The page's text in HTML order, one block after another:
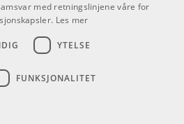
Som privatperson kan du ikke
kjøpe på denne nettsiden, alt salg
skjer gjennom våre forhandlere.
med retningslinjene våre for
Les mer
YTELSE
FUNKSJONALITET